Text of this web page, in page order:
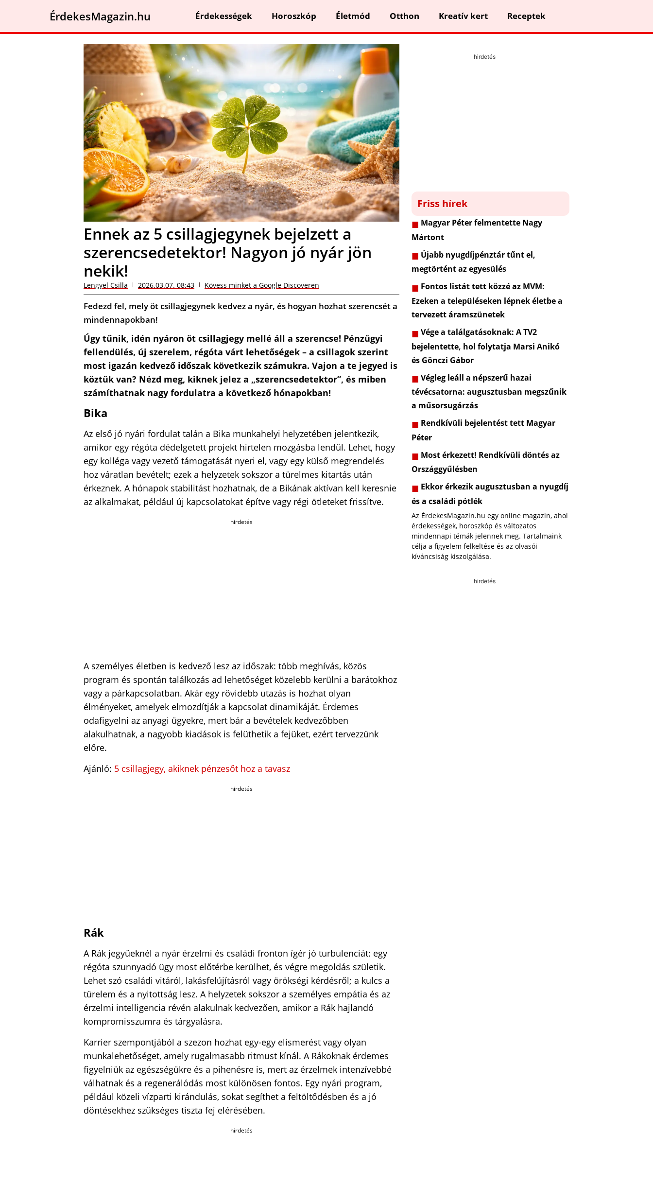
ÉrdekesMagazin.hu Érdekességek Horoszkóp Életmód Otthon Kreatív kert Receptek
Ennek az 5 csillagjegynek bejelzett a
szerencsedetektor! Nagyon jó nyár jön
nekik!
Lengyel Csilla 2026.03.07. 08:43 Kövess minket a Google Discoveren
Fedezd fel, mely öt csillagjegynek kedvez a nyár, és hogyan hozhat szerencsét a
mindennapokban!
Úgy tűnik, idén nyáron öt csillagjegy mellé áll a szerencse! Pénzügyi
fellendülés, új szerelem, régóta várt lehetőségek – a csillagok szerint
most igazán kedvező időszak következik számukra. Vajon a te jegyed is
köztük van? Nézd meg, kiknek jelez a „szerencsedetektor”, és miben
számíthatnak nagy fordulatra a következő hónapokban!
Bika
Az első jó nyári fordulat talán a Bika munkahelyi helyzetében jelentkezik,
amikor egy régóta dédelgetett projekt hirtelen mozgásba lendül. Lehet, hogy
egy kolléga vagy vezető támogatását nyeri el, vagy egy külső megrendelés
hoz váratlan bevételt; ezek a helyzetek sokszor a türelmes kitartás után
érkeznek. A hónapok stabilitást hozhatnak, de a Bikának aktívan kell keresnie
az alkalmakat, például új kapcsolatokat építve vagy régi ötleteket frissítve.
hirdetés
A személyes életben is kedvező lesz az időszak: több meghívás, közös
program és spontán találkozás ad lehetőséget közelebb kerülni a barátokhoz
vagy a párkapcsolatban. Akár egy rövidebb utazás is hozhat olyan
élményeket, amelyek elmozdítják a kapcsolat dinamikáját. Érdemes
odafigyelni az anyagi ügyekre, mert bár a bevételek kedvezőbben
alakulhatnak, a nagyobb kiadások is felüthetik a fejüket, ezért tervezzünk
előre.
Ajánló: 5 csillagjegy, akiknek pénzesőt hoz a tavasz
hirdetés
Rák
A Rák jegyűeknél a nyár érzelmi és családi fronton ígér jó turbulenciát: egy
régóta szunnyadó ügy most előtérbe kerülhet, és végre megoldás születik.
Lehet szó családi vitáról, lakásfelújításról vagy örökségi kérdésről; a kulcs a
türelem és a nyitottság lesz. A helyzetek sokszor a személyes empátia és az
érzelmi intelligencia révén alakulnak kedvezően, amikor a Rák hajlandó
kompromisszumra és tárgyalásra.
Karrier szempontjából a szezon hozhat egy-egy elismerést vagy olyan
munkalehetőséget, amely rugalmasabb ritmust kínál. A Rákoknak érdemes
figyelniük az egészségükre és a pihenésre is, mert az érzelmek intenzívebbé
válhatnak és a regenerálódás most különösen fontos. Egy nyári program,
például közeli vízparti kirándulás, sokat segíthet a feltöltődésben és a jó
döntésekhez szükséges tiszta fej elérésében.
hirdetés
hirdetés
Friss hírek
Magyar Péter felmentette Nagy
Mártont
Újabb nyugdíjpénztár tűnt el,
megtörtént az egyesülés
Fontos listát tett közzé az MVM:
Ezeken a településeken lépnek életbe a
tervezett áramszünetek
Vége a találgatásoknak: A TV2
bejelentette, hol folytatja Marsi Anikó
és Gönczi Gábor
Végleg leáll a népszerű hazai
tévécsatorna: augusztusban megszűnik
a műsorsugárzás
Rendkívüli bejelentést tett Magyar
Péter
Most érkezett! Rendkívüli döntés az
Országgyűlésben
Ekkor érkezik augusztusban a nyugdíj
és a családi pótlék
Az ÉrdekesMagazin.hu egy online magazin, ahol
érdekességek, horoszkóp és változatos
mindennapi témák jelennek meg. Tartalmaink
célja a figyelem felkeltése és az olvasói
kíváncsiság kiszolgálása.
hirdetés